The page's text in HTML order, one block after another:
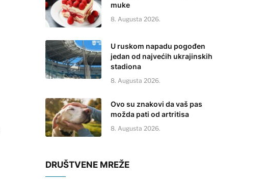
muke
8. Augusta 2026.
U ruskom napadu pogođen
jedan od najvećih ukrajinskih
stadiona
8. Augusta 2026.
Ovo su znakovi da vaš pas
možda pati od artritisa
8. Augusta 2026.
DRUŠTVENE MREŽE